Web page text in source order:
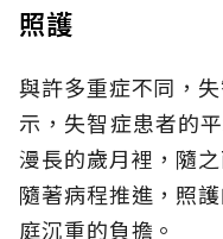
照護
與許多重症不同，
示，失智症患者的
漫長的歲月裡，隨
隨著病程推進，照
庭沉重的負擔。